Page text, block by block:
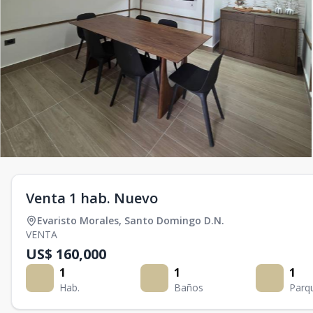
Venta 1 hab. Nuevo
Evaristo Morales, Santo Domingo D.N.
VENTA
US$ 160,000
1
Hab.
1
Baños
1